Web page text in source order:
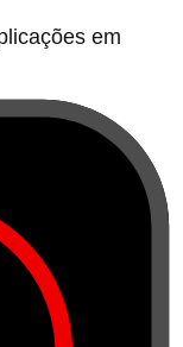
em